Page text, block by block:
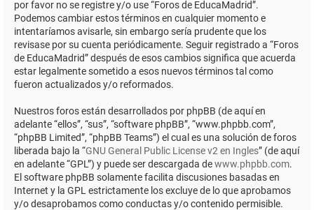
por favor no se registre y/o use “Foros de EducaMadrid”.
Podemos cambiar estos términos en cualquier momento e
intentaríamos avisarle, sin embargo sería prudente que los
revisase por su cuenta periódicamente. Seguir registrado a “Foros
de EducaMadrid” después de esos cambios significa que acuerda
estar legalmente sometido a esos nuevos términos tal como
fueron actualizados y/o reformados.
Nuestros foros están desarrollados por phpBB (de aquí en
adelante “ellos”, “sus”, “software phpBB”, “www.phpbb.com”,
“phpBB Limited”, “phpBB Teams”) el cual es una solución de foros
liberada bajo la “GNU General Public License v2 en Ingles” (de aquí
en adelante “GPL”) y puede ser descargada dewww.phpbb.com.
El software phpBB solamente facilita discusiones basadas en
Internet y la GPL estrictamente los excluye de lo que aprobamos
y/o desaprobamos como conductas y/o contenido permisible.